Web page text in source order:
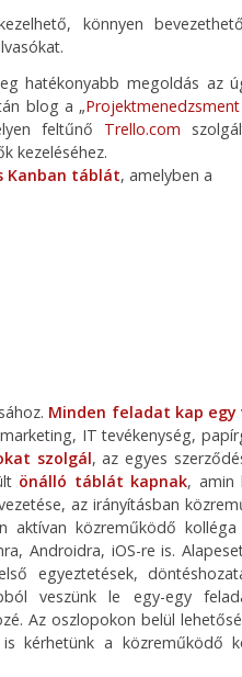
könnyen
hatékonyabb megoldás az
blog a „
feltűnő Trello.com
kezeléséhez.
Kanban táblát, amelyben a
Minden feladat kap
IT tevékenység,
szolgál, az egyes
önálló táblát kapnak, amin
az irányításban
aktívan közreműködő
Androidra, iOS-re is.
egyeztetések,
veszünk le egy-egy
Az oszlopokon belül
kérhetünk a közreműködő